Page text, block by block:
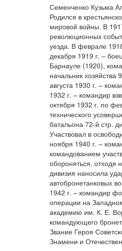
Семенченко Кузьма
Родился в
мировой войны. В
революционных
уезда. В феврале
декабря 1919 г. –
Барнауле (1920),
начальник
августа 1930 г. –
1932 г. – командир
октября 1932 г. по
технического
батальона 72-й стр.
Участвовал в
ноября 1940 г. –
командованием
обороняться, отходя
дивизия наносила
автобронетанковых
1942 г. – командир
операции на
академию им. К. Е.
командующего
Звание Героя
Знамени и